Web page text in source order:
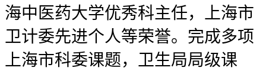
海中医药大学优秀科主任，上海市
卫计委先进个人等荣誉。完成多项
上海市科委课题，卫生局局级课